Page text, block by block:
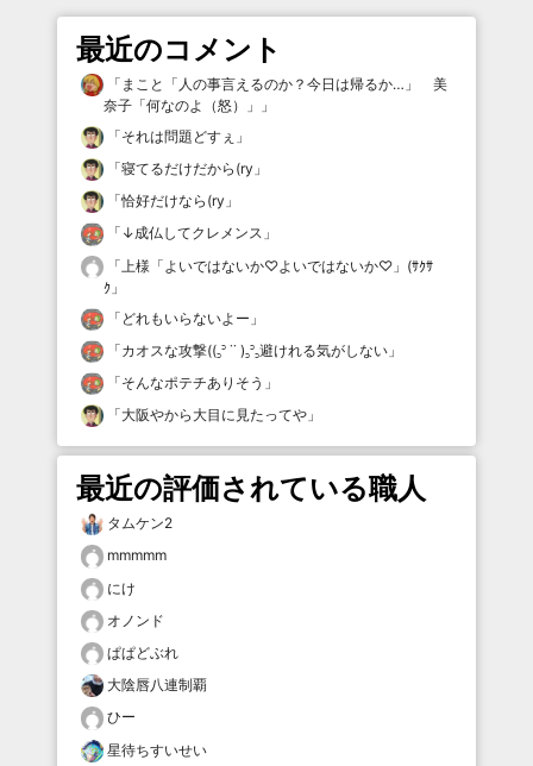
最近のコメント
「 まこと「人の事言えるのか？今日は帰るか…」 美
奈子「何なのよ（怒）」
」
「それは問題どすぇ 」
「寝てるだけだから(ry 」
「恰好だけなら(ry 」
「 ↓成仏してクレメンス 」
「 上様「よいではないか♡よいではないか♡」(ｻｸｻ
ｸ 」
「 どれもいらないよー 」
「カオスな攻撃((꜆꜄ ˙˙ )꜆꜄꜆避けれる気がしない 」
「そんなポテチありそう 」
「大阪やから大目に見たってや 」
最近の評価されている職人
タムケン2
mmmmm
にけ
オノンド
ぱぱどぶれ
大陰唇八連制覇
ひー
星待ちすいせい